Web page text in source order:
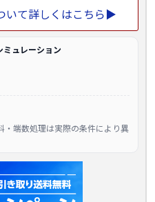
いて詳しくはこちら▶
ミュレーション
端数処理は実際の条件により異